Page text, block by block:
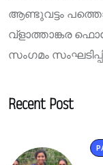
ആണ്ടുവട്ടം
വ്ളാത്താങ്കര
സംഗമം
Recent Post